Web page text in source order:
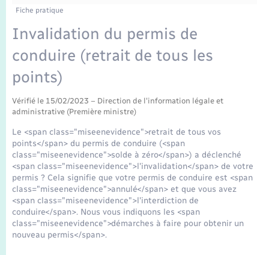
Mariage – PACS
Parrainage civil
Fiche pratique
Invalidation du permis de
conduire (retrait de tous les
points)
Vérifié le 15/02/2023 – Direction de l'information légale et
administrative (Première ministre)
Le <span class="miseenevidence">retrait de tous vos
points</span> du permis de conduire (<span
class="miseenevidence">solde à zéro</span>) a déclenché
<span class="miseenevidence">l'invalidation</span> de votre
permis ? Cela signifie que votre permis de conduire est <span
class="miseenevidence">annulé</span> et que vous avez
<span class="miseenevidence">l'interdiction de
conduire</span>. Nous vous indiquons les <span
class="miseenevidence">démarches à faire pour obtenir un
nouveau permis</span>.